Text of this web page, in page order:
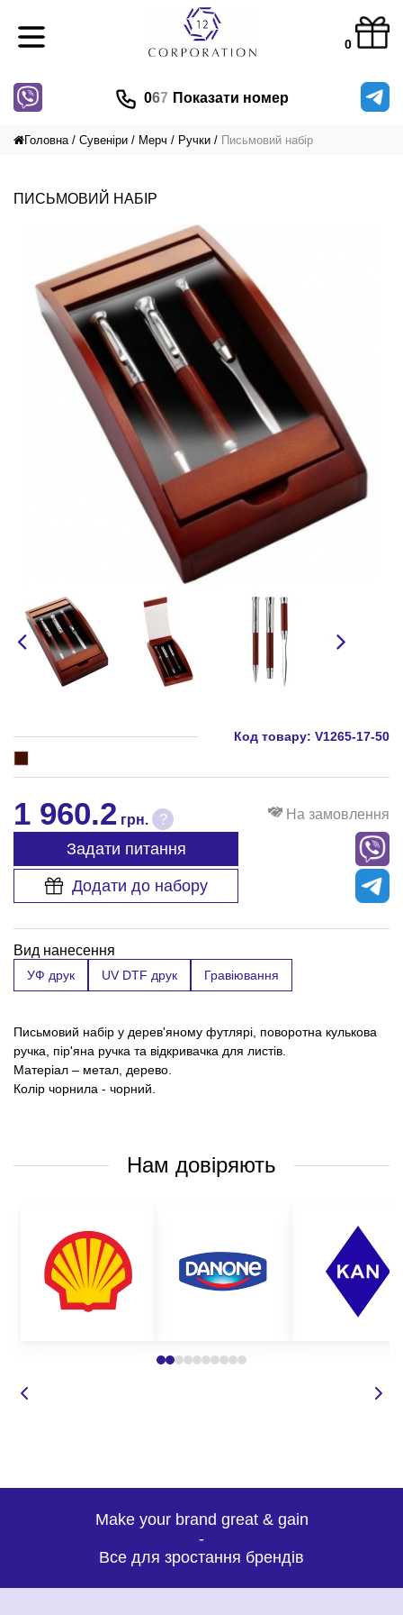
0
067 Показати номер
Головна Сувеніри Мерч Ручки Письмовий набір
ПИСЬМОВИЙ НАБІР
Код товару: V1265-17-50
1 960.2 грн. ? На замовлення
Задати питання
Додати до набору
Вид нанесення
УФ друк UV DTF друк Гравіювання
Письмовий набір у дерев'яному футлярі, поворотна кулькова
ручка, пір'яна ручка та відкривачка для листів.
Матеріал – метал, дерево.
Колір чорнила - чорний.
Нам довіряють
Make your brand great & gain
-
Все для зростання брендів